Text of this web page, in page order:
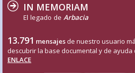
IN MEMORIAM
El legado de Arbacia
13.791 mensajes de nuestro usuario
descubrir la base documental y de
ENLACE